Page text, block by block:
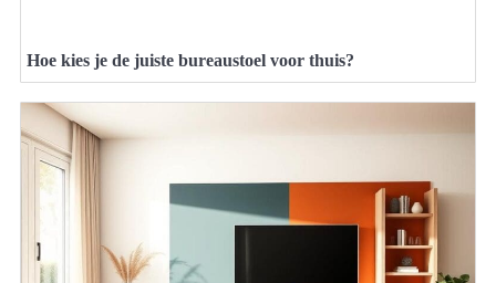
Hoe kies je de juiste bureaustoel voor thuis?